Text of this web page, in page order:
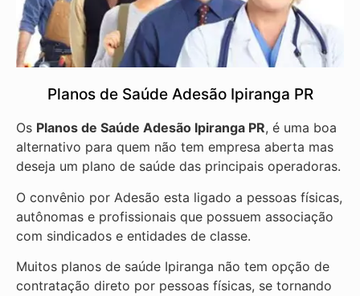
Planos de Saúde Adesão Ipiranga PR
Os Planos de Saúde Adesão Ipiranga PR, é uma boa
alternativo para quem não tem empresa aberta mas
deseja um plano de saúde das principais operadoras.
O convênio por Adesão esta ligado a pessoas físicas,
autônomas e profissionais que possuem associação
com sindicados e entidades de classe.
Muitos planos de saúde Ipiranga não tem opção de
contratação direto por pessoas físicas, se tornando